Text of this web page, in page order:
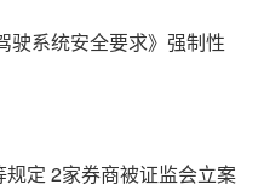
驶系统安全要求》强制性
定 2家券商被证监会立案